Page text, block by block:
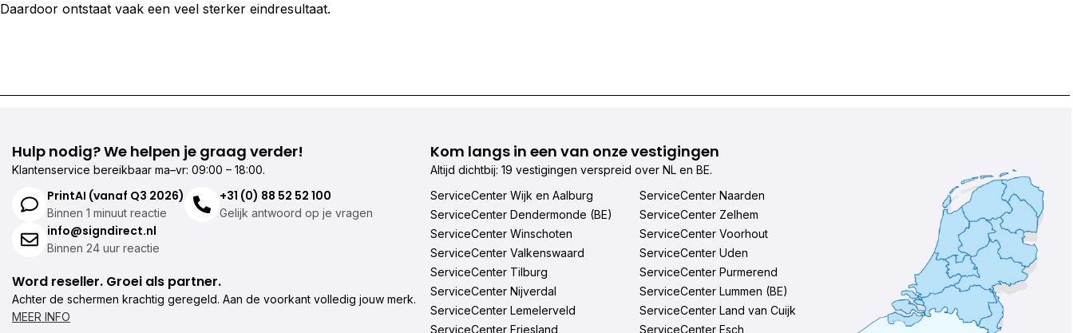
Daardoor ontstaat vaak een veel sterker eindresultaat.
Hulp nodig? We helpen je graag verder!
Klantenservice bereikbaar ma–vr: 09:00 – 18:00.
PrintAI (vanaf Q3 2026)
Binnen 1 minuut reactie
+31 (0) 88 52 52 100
Gelijk antwoord op je vragen
info@signdirect.nl
Binnen 24 uur reactie
Word reseller. Groei als partner.
Achter de schermen krachtig geregeld. Aan de voorkant volledig jouw merk.
MEER INFO
Kom langs in een van onze vestigingen
Altijd dichtbij: 19 vestigingen verspreid over NL en BE.
ServiceCenter Wijk en Aalburg
ServiceCenter Naarden
ServiceCenter Dendermonde (BE)
ServiceCenter Zelhem
ServiceCenter Winschoten
ServiceCenter Voorhout
ServiceCenter Valkenswaard
ServiceCenter Uden
ServiceCenter Tilburg
ServiceCenter Purmerend
ServiceCenter Nijverdal
ServiceCenter Lummen (BE)
ServiceCenter Lemelerveld
ServiceCenter Land van Cuijk
ServiceCenter Friesland
ServiceCenter Esch